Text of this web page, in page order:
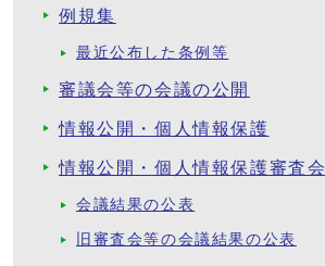
例規集
最近公布した条例等
審議会等の会議の公開
情報公開・個人情報保護
情報公開・個人情報保護審査会
会議結果の公表
旧審査会等の会議結果の公表